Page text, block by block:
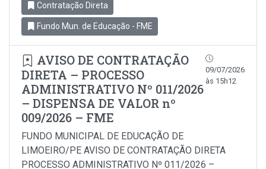
Contratação Direta
Fundo Mun. de Educação - FME
AVISO DE CONTRATAÇÃO
DIRETA – PROCESSO
ADMINISTRATIVO Nº 011/2026
– DISPENSA DE VALOR nº
009/2026 – FME
09/07/2026
às 15h12
FUNDO MUNICIPAL DE EDUCAÇÃO DE
LIMOEIRO/PE AVISO DE CONTRATAÇÃO DIRETA
PROCESSO ADMINISTRATIVO Nº 011/2026 –